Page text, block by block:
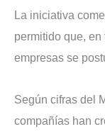
La iniciativa
permitido que, en
empresas se
Según cifras del
compañías han